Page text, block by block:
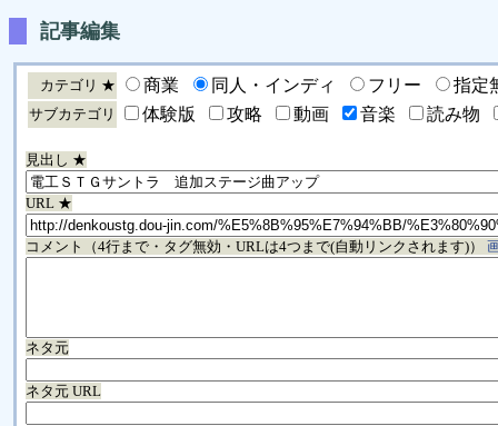
記事編集
カテゴリ ★ 商業 同人・インディ フリー 指定
サブカテゴリ 体験版 攻略 動画 音楽 読み物
見出し ★
URL ★
コメント（4行まで・タグ無効・URLは4つまで(自動リンクされます)）
ネタ元
ネタ元 URL